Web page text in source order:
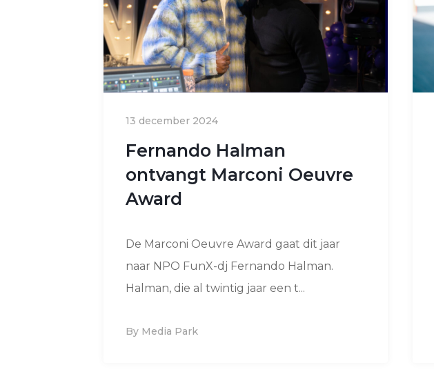
13 december 2024
Fernando Halman
ontvangt Marconi Oeuvre
Award
De Marconi Oeuvre Award gaat dit jaar
naar NPO FunX-dj Fernando Halman.
Halman, die al twintig jaar een t...
By Media Park